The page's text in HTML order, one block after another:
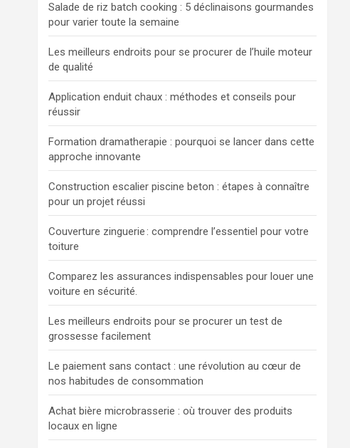
Salade de riz batch cooking : 5 déclinaisons gourmandes
pour varier toute la semaine
Les meilleurs endroits pour se procurer de l’huile moteur
de qualité
Application enduit chaux : méthodes et conseils pour
réussir
Formation dramatherapie : pourquoi se lancer dans cette
approche innovante
Construction escalier piscine beton : étapes à connaître
pour un projet réussi
Couverture zinguerie : comprendre l’essentiel pour votre
toiture
Comparez les assurances indispensables pour louer une
voiture en sécurité.
Les meilleurs endroits pour se procurer un test de
grossesse facilement
Le paiement sans contact : une révolution au cœur de
nos habitudes de consommation
Achat bière microbrasserie : où trouver des produits
locaux en ligne